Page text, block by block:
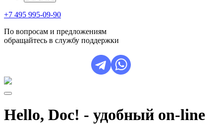
+7 495 995-09-90
По вопросам и предложениям
обращайтесь в службу поддержки
Hello, Doc! - удобный on-line